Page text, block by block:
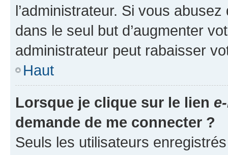
l’administrateur. Si vous
dans le seul but d’augmenter
administrateur peut rabaisser
Haut
Lorsque je clique sur le lien
demande de me connecter ?
Seuls les utilisateurs